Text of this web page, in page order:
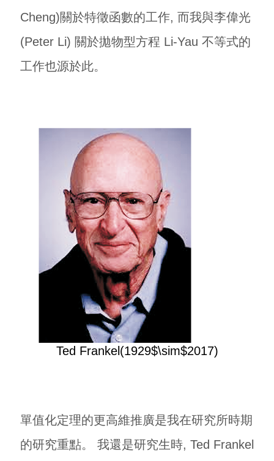
Cheng)關於特徵函數的工作, 而我與李偉光
(Peter Li) 關於拋物型方程 Li-Yau 不等式的
工作也源於此。
Ted Frankel(1929$\sim$2017)
單值化定理的更高維推廣是我在研究所時期
的研究重點。 我還是研究生時, Ted Frankel